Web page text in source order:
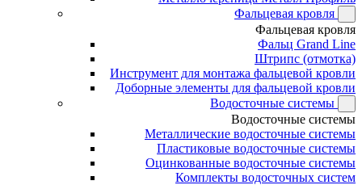
Фальцевая кровля
Фальцевая кровля
Фальц Grand Line
Штрипс (отмотка)
Инструмент для монтажа фальцевой кровли
Доборные элементы для фальцевой кровли
Водосточные системы
Водосточные системы
Металлические водосточные системы
Пластиковые водосточные системы
Оцинкованные водосточные системы
Комплекты водосточных систем